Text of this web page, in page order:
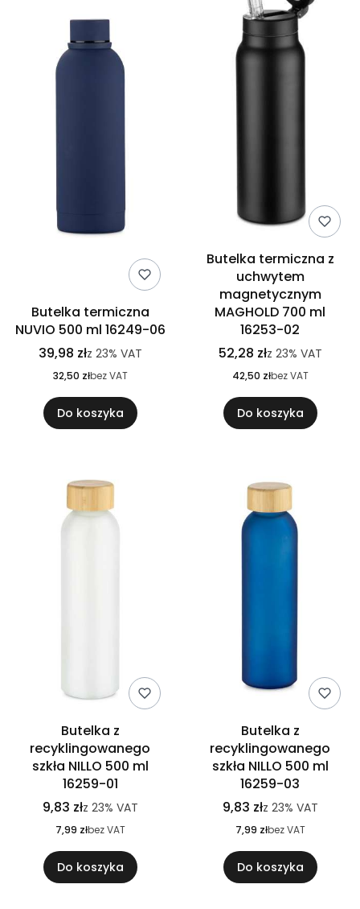
Butelka termiczna
NUVIO 500 ml 16249-06
39,98 złz 23% VAT
32,50 złbez VAT
Do koszyka
Butelka termiczna z
uchwytem
magnetycznym
MAGHOLD 700 ml
16253-02
52,28 złz 23% VAT
42,50 złbez VAT
Do koszyka
Butelka z
recyklingowanego
szkła NILLO 500 ml
16259-01
9,83 złz 23% VAT
7,99 złbez VAT
Do koszyka
Butelka z
recyklingowanego
szkła NILLO 500 ml
16259-03
9,83 złz 23% VAT
7,99 złbez VAT
Do koszyka